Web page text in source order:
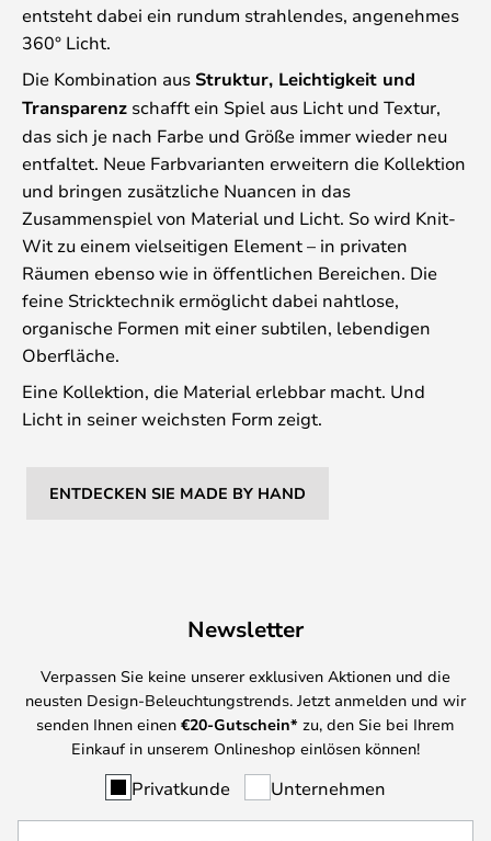
entsteht dabei ein rundum strahlendes, angenehmes
360° Licht.
Die Kombination aus Struktur, Leichtigkeit und
Transparenz schafft ein Spiel aus Licht und Textur,
das sich je nach Farbe und Größe immer wieder neu
entfaltet. Neue Farbvarianten erweitern die Kollektion
und bringen zusätzliche Nuancen in das
Zusammenspiel von Material und Licht. So wird Knit-
Wit zu einem vielseitigen Element – in privaten
Räumen ebenso wie in öffentlichen Bereichen. Die
feine Stricktechnik ermöglicht dabei nahtlose,
organische Formen mit einer subtilen, lebendigen
Oberfläche.
Eine Kollektion, die Material erlebbar macht. Und
Licht in seiner weichsten Form zeigt.
ENTDECKEN SIE MADE BY HAND
Newsletter
Verpassen Sie keine unserer exklusiven Aktionen und die
neusten Design-Beleuchtungstrends. Jetzt anmelden und wir
senden Ihnen einen €20-Gutschein* zu, den Sie bei Ihrem
Einkauf in unserem Onlineshop einlösen können!
Privatkunde Unternehmen